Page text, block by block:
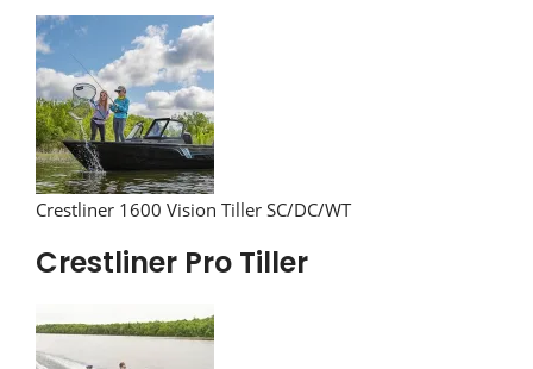
Crestliner 1600 Vision Tiller SC/DC/WT
Crestliner Pro Tiller